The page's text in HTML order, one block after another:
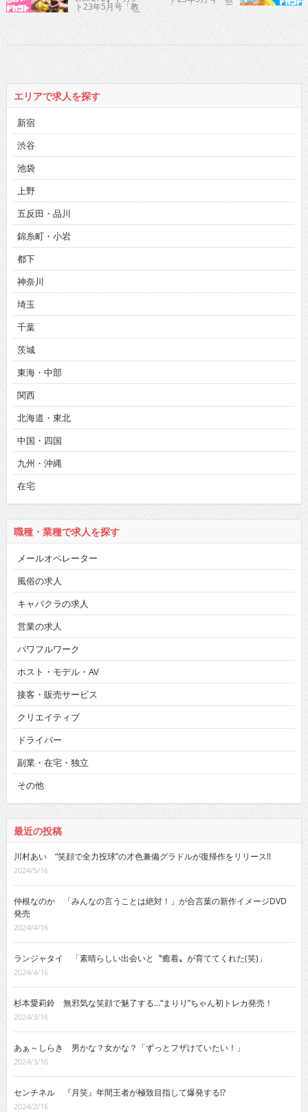
ト23年5月号「教
えてパイセン！直
撃インタビュ
ー!!」アイドル鳥
越さんの動画第1
弾！【アイドル鳥
越さん1/3】
えてパイセン！直
撃インタビュー!!」
アイドル鳥越さん
の動画第2弾！【ア
イドル鳥越さん
2/3】
エリアで求人を探す
新宿
渋谷
池袋
上野
五反田・品川
錦糸町・小岩
都下
神奈川
埼玉
千葉
茨城
東海・中部
関西
北海道・東北
中国・四国
九州・沖縄
在宅
職種・業種で求人を探す
メールオペレーター
風俗の求人
キャバクラの求人
営業の求人
パワフルワーク
ホスト・モデル・AV
接客・販売サービス
クリエイティブ
ドライバー
副業・在宅・独立
その他
最近の投稿
川村あい “笑顔で全力投球”の才色兼備グラドルが復帰作をリリース!!
2024/5/16
仲根なのか 「みんなの言うことは絶対！」が合言葉の新作イメージDVD
発売
2024/4/16
ランジャタイ 「素晴らしい出会いと〝癒着〟が育ててくれた(笑)」
2024/4/16
杉本愛莉鈴 無邪気な笑顔で魅了する…“まりり”ちゃん初トレカ発売！
2024/3/16
あぁ～しらき 男かな？女かな？「ずっとフザけていたい！」
2024/3/16
センチネル 『月笑』年間王者が極致目指して爆発する!?
2024/2/16